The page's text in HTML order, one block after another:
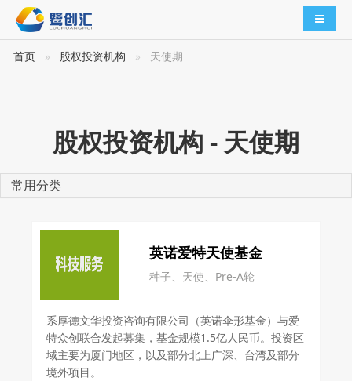
导航切
首页 股权投资机构 天使期
股权投资机构 - 天使期
常用分类
英诺爱特天使基金
种子、天使、Pre-A轮
系厚德文华投资咨询有限公司（英诺伞形基金）与爱
特众创联合发起募集，基金规模1.5亿人民币。投资区
域主要为厦门地区，以及部分北上广深、台湾及部分
境外项目。